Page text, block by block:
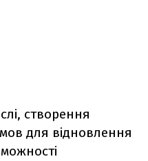
створення
для відновлення